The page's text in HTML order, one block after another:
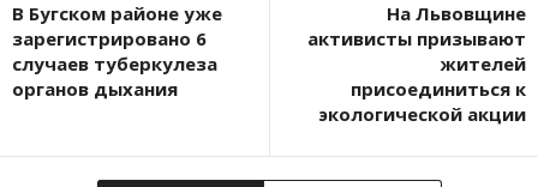
В Бугском районе уже
зарегистрировано 6
случаев туберкулеза
органов дыхания
На Львовщине
активисты призывают
жителей
присоединиться к
экологической акции